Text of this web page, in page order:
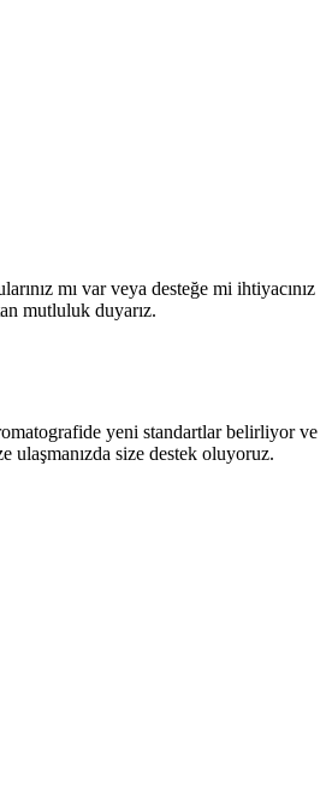
mı var veya desteğe mi ihtiyacınız
mutluluk duyarız.
yeni standartlar belirliyor ve
ulaşmanızda size destek oluyoruz.